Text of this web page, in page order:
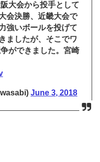
大会から投手として
会決勝、近畿大会で
強いボールを投げて
ましたが、そこでワ
ができました。宮崎
June 3, 2018